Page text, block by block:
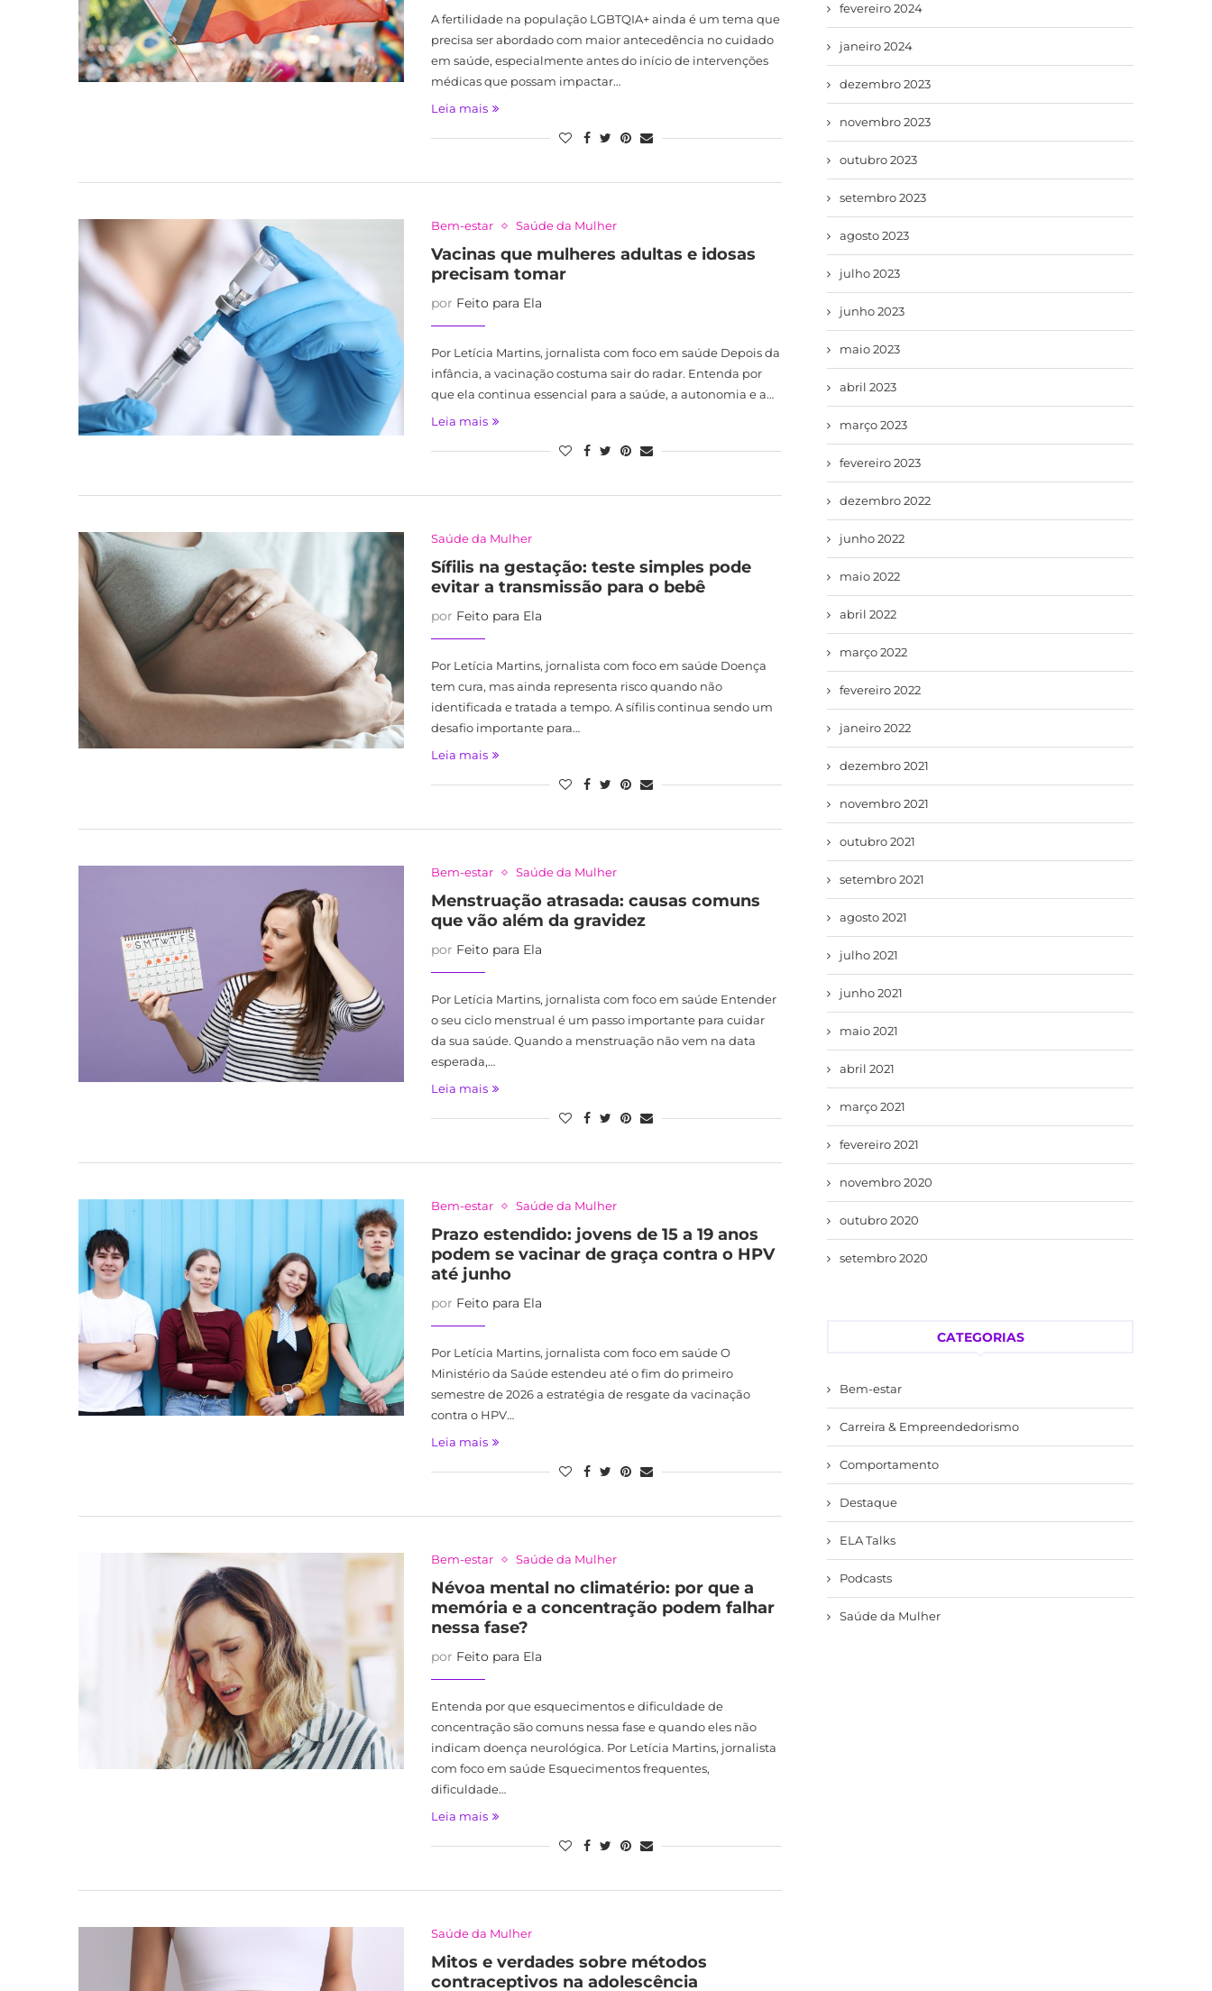
A fertilidade na população LGBTQIA+ ainda é um tema que
precisa ser abordado com maior antecedência no cuidado
em saúde, especialmente antes do início de intervenções
médicas que possam impactar…
Leia mais
Bem-estar Saúde da Mulher
Vacinas que mulheres adultas e idosas
precisam tomar
por Feito para Ela
Por Letícia Martins, jornalista com foco em saúde Depois da
infância, a vacinação costuma sair do radar. Entenda por
que ela continua essencial para a saúde, a autonomia e a…
Leia mais
Saúde da Mulher
Sífilis na gestação: teste simples pode
evitar a transmissão para o bebê
por Feito para Ela
Por Letícia Martins, jornalista com foco em saúde Doença
tem cura, mas ainda representa risco quando não
identificada e tratada a tempo. A sífilis continua sendo um
desafio importante para…
Leia mais
Bem-estar Saúde da Mulher
Menstruação atrasada: causas comuns
que vão além da gravidez
por Feito para Ela
Por Letícia Martins, jornalista com foco em saúde Entender
o seu ciclo menstrual é um passo importante para cuidar
da sua saúde. Quando a menstruação não vem na data
esperada,…
Leia mais
Bem-estar Saúde da Mulher
Prazo estendido: jovens de 15 a 19 anos
podem se vacinar de graça contra o HPV
até junho
por Feito para Ela
Por Letícia Martins, jornalista com foco em saúde O
Ministério da Saúde estendeu até o fim do primeiro
semestre de 2026 a estratégia de resgate da vacinação
contra o HPV…
Leia mais
Bem-estar Saúde da Mulher
Névoa mental no climatério: por que a
memória e a concentração podem falhar
nessa fase?
por Feito para Ela
Entenda por que esquecimentos e dificuldade de
concentração são comuns nessa fase e quando eles não
indicam doença neurológica. Por Letícia Martins, jornalista
com foco em saúde Esquecimentos frequentes,
dificuldade…
Leia mais
Saúde da Mulher
Mitos e verdades sobre métodos
contraceptivos na adolescência
fevereiro 2024
janeiro 2024
dezembro 2023
novembro 2023
outubro 2023
setembro 2023
agosto 2023
julho 2023
junho 2023
maio 2023
abril 2023
março 2023
fevereiro 2023
dezembro 2022
junho 2022
maio 2022
abril 2022
março 2022
fevereiro 2022
janeiro 2022
dezembro 2021
novembro 2021
outubro 2021
setembro 2021
agosto 2021
julho 2021
junho 2021
maio 2021
abril 2021
março 2021
fevereiro 2021
novembro 2020
outubro 2020
setembro 2020
CATEGORIAS
Bem-estar
Carreira & Empreendedorismo
Comportamento
Destaque
ELA Talks
Podcasts
Saúde da Mulher